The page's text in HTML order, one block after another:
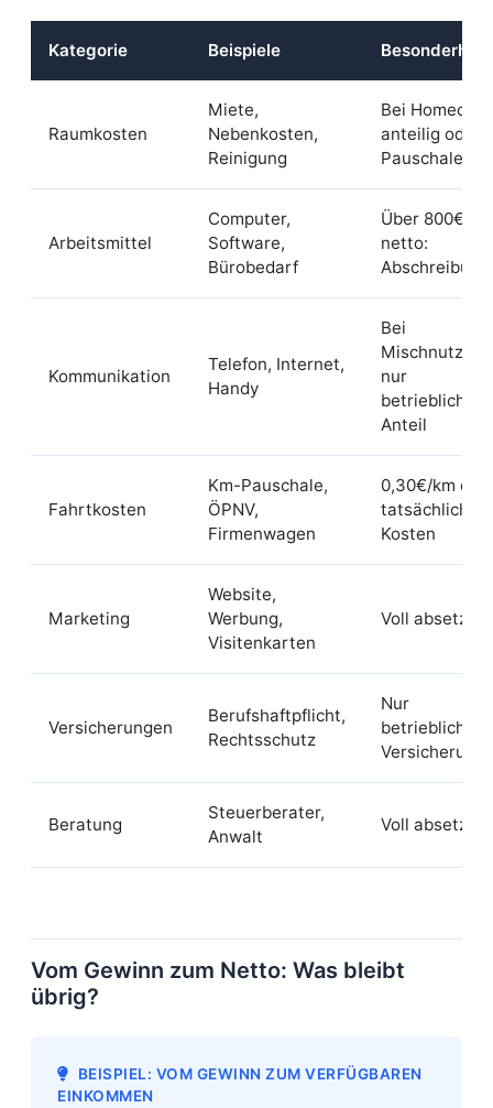
Kategorie Beispiele Besonderheit
Raumkosten
Miete,
Nebenkosten,
Reinigung
Bei
anteilig oder
Pauschale
Arbeitsmittel
Computer,
Software,
Bürobedarf
Über 800€
netto:
Abschreibung
Kommunikation
Telefon, Internet,
Handy
Bei
nur
betrieblicher
Anteil
Fahrtkosten
Km-Pauschale,
ÖPNV,
Firmenwagen
0,30€/km
tatsächliche
Kosten
Marketing
Website,
Werbung,
Visitenkarten
Voll absetzbar
Versicherungen
Berufshaftpflicht,
Rechtsschutz
Nur
betriebliche
Beratung
Steuerberater,
Anwalt
Voll absetzbar
Vom Gewinn zum Netto: Was bleibt
übrig?
BEISPIEL: VOM GEWINN ZUM VERFÜGBAREN
EINKOMMEN